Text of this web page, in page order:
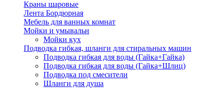
Краны шаровые
Лента Бордюрная
Мебель для ванных комнат
Мойки и умывальн
Мойки кух
Подводка гибкая, шланги для стиральных машин
Подводка гибкая для воды (Гайка+Гайка)
Подводка гибкая для воды (Гайка+Шлиц)
Подводка под смесители
Шланги для душа